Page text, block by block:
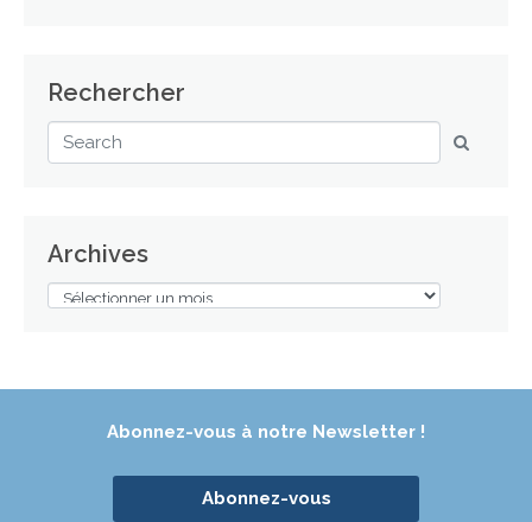
Rechercher
Archives
Abonnez-vous à notre Newsletter !
Abonnez-vous